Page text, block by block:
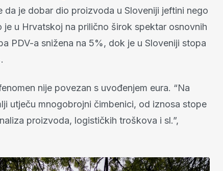
da je dobar dio proizvoda u Sloveniji jeftini nego
u Hrvatskoj na prilično širok spektar osnovnih
PDV-a snižena na 5%, dok je u Sloveniji stopa
nije povezan s uvođenjem eura. “Na
utječu mnogobrojni čimbenici, od iznosa stope
proizvoda, logističkih troškova i sl.”,